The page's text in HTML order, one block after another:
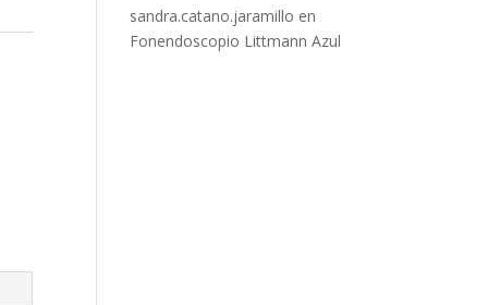
sandra.catano.jaramillo en
Fonendoscopio Littmann Azul